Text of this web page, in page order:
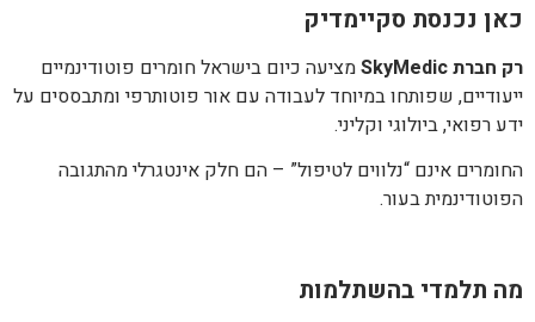
כאן נכנסת סקיימדיק
רק חברת SkyMedic
מציעה כיום בישראל חומרים פוטודינמיים
ייעודיים, שפותחו במיוחד לעבודה עם אור פוטותרפי ומתבססים על
ידע רפואי, ביולוגי וקליני.
החומרים אינם “נלווים לטיפול” – הם חלק אינטגרלי מהתגובה
הפוטודינמית בעור.
מה תלמדי בהשתלמות